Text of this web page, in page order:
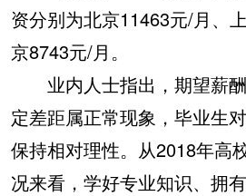
资分别为北京11463元/月、
京8743元/月。
业内人士指出，期望薪酬
定差距属正常现象，毕业生
保持相对理性。从2018年高
况来看，学好专业知识、拥